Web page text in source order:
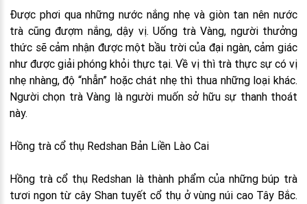
Được phơi qua những nước nắng nhẹ và giòn tan nên nước
trà cũng đượm nắng, dậy vị. Uống trà Vàng, người thưởng
thức sẽ cảm nhận được một bầu trời của đại ngàn, cảm giác
như được giải phóng khỏi thực tại. Về vị thì trà thực sự có vị
nhẹ nhàng, độ “nhẫn” hoặc chát nhẹ thì thua những loại khác.
Người chọn trà Vàng là người muốn sở hữu sự thanh thoát
này.
Hồng trà cổ thụ Redshan Bản Liền Lào Cai
Hồng trà cổ thụ Redshan là thành phẩm của những búp trà
tươi ngon từ cây Shan tuyết cổ thụ ở vùng núi cao Tây Bắc.